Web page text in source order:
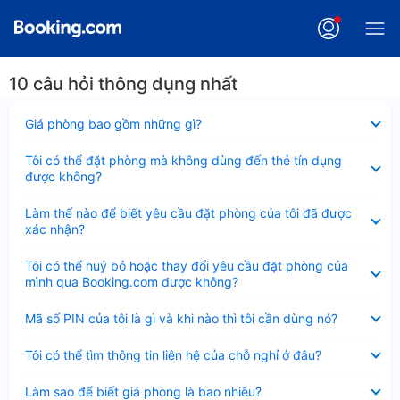
10 câu hỏi thông dụng nhất
Giá phòng bao gồm những gì?
thu
Tôi có thể đặt phòng mà không dùng đến thẻ tín dụng
được không?
thu
gọn
Làm thế nào để biết yêu cầu đặt phòng của tôi đã được
xác nhận?
thu
gọn
Tôi có thể huỷ bỏ hoặc thay đổi yêu cầu đặt phòng của
mình qua Booking.com được không?
thu
gọn
Mã số PIN của tôi là gì và khi nào thì tôi cần dùng nó?
thu
Tôi có thể tìm thông tin liên hệ của chỗ nghỉ ở đâu?
thu
Làm sao để biết giá phòng là bao nhiêu?
thu